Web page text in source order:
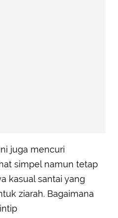
juga mencuri
simpel namun tetap
kasual santai yang
ziarah. Bagaimana